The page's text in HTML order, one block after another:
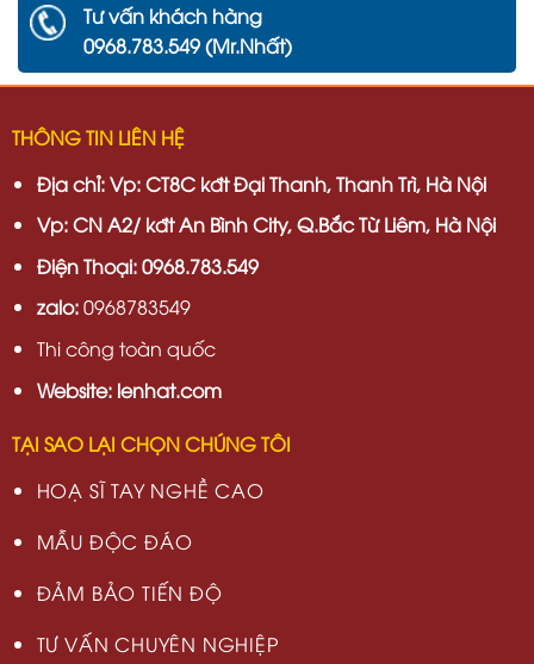
Tư vấn khách hàng
0968.783.549 (Mr.Nhất)
THÔNG TIN LIÊN HỆ
Địa chỉ: Vp: CT8C kđt Đại Thanh, Thanh Trì, Hà Nội
Vp: CN A2/ kđt An Bình City, Q.Bắc Từ Liêm, Hà Nội
Điện Thoại: 0968.783.549
zalo:0968783549
Thi công toàn quốc
Website: lenhat.com
TẠI SAO LẠI CHỌN CHÚNG TÔI
HOẠ SĨ TAY NGHỀ CAO
MẪU ĐỘC ĐÁO
ĐẢM BẢO TIẾN ĐỘ
TƯ VẤN CHUYÊN NGHIỆP